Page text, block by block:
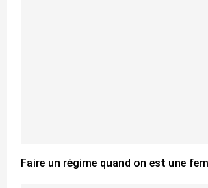
Faire un régime quand on est une